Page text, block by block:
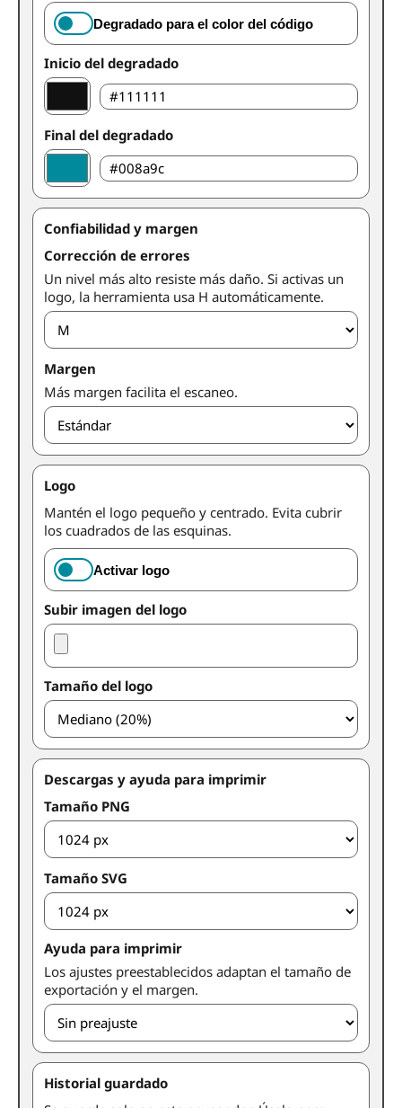
Degradado para el color del código
Inicio del degradado
Final del degradado
Confiabilidad y margen
Corrección de errores
Un nivel más alto resiste más daño. Si activas un
logo, la herramienta usa H automáticamente.
Margen
Más margen facilita el escaneo.
Logo
Mantén el logo pequeño y centrado. Evita cubrir
los cuadrados de las esquinas.
Activar logo
Subir imagen del logo
Tamaño del logo
Descargas y ayuda para imprimir
Tamaño PNG
Tamaño SVG
Ayuda para imprimir
Los ajustes preestablecidos adaptan el tamaño de
exportación y el margen.
Historial guardado